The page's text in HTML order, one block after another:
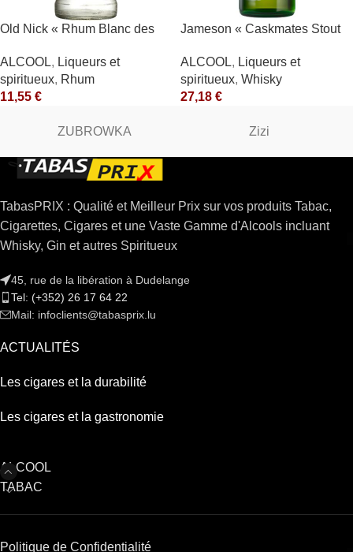
Old Nick « Rhum Blanc des
Françaises
ALCOOL, Liqueurs et
spiritueux, Rhum
11,55 €
Jameson « Caskmates Stout
ALCOOL, Liqueurs et
spiritueux, Whisky
27,18 €
ZUBROWKA Zizi
TabasPRIX : Qualité et Meilleur Prix sur vos produits Tabac,
Cigarettes, Cigares et une Vaste Gamme d'Alcools incluant
Whisky, Gin et autres Spiritueux
45, rue de la libération à Dudelange
Tel: (+352) 26 17 64 22
Mail: infoclients@tabasprix.lu
ACTUALITÉS
Les cigares et la durabilité
Les cigares et la gastronomie
ALCOOL
TABAC
Politique de Confidentialité